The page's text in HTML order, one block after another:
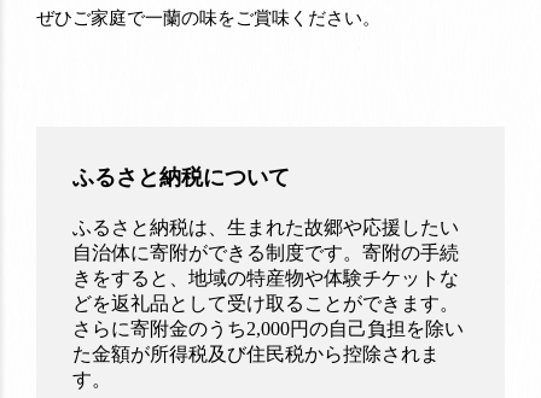
ぜひご家庭で一蘭の味をご賞味ください。
ふるさと納税について
ふるさと納税は、生まれた故郷や応援したい
自治体に寄附ができる制度です。寄附の手続
きをすると、地域の特産物や体験チケットな
どを返礼品として受け取ることができます。
さらに寄附金のうち2,000円の自己負担を除い
た金額が所得税及び住民税から控除されま
す。